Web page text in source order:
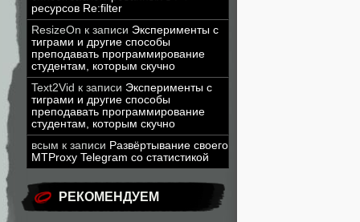
ресурсов Re:filter
ResizeOn к записи Эксперименты с
тиграми и другие способы
преподавать программирование
студентам, которым скучно
Text2Vid к записи Эксперименты с
тиграми и другие способы
преподавать программирование
студентам, которым скучно
всым к записи Развёртывание своего
MTProxy Telegram со статистикой
РЕКОМЕНДУЕМ